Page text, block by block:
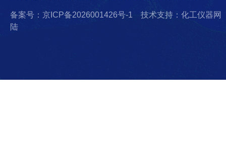
备案号：京ICP备2026001426号-1
技术支持：化工仪器网
陆